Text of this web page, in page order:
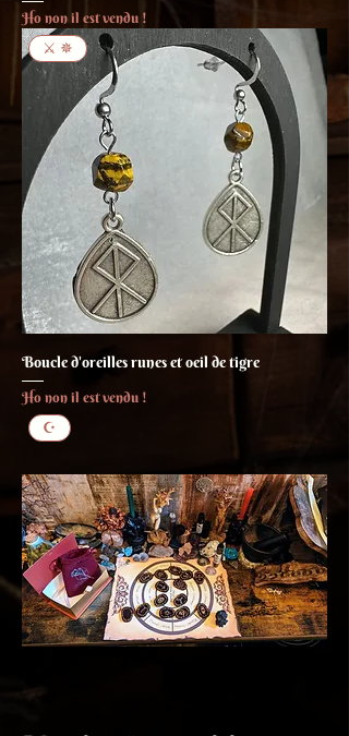
Ho non il est vendu !
⚔ ✵
Boucle d'oreilles runes et oeil de tigre
Ho non il est vendu !
☪